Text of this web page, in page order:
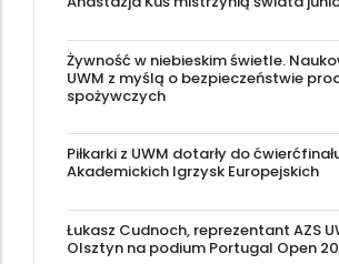
Żywność w niebieskim świetle.
UWM z myślą o bezpieczeństwie
spożywczych
Piłkarki z UWM dotarły do
Akademickich Igrzysk Europejskich
Łukasz Cudnoch, reprezentant AZS
Olsztyn na podium Portugal Open